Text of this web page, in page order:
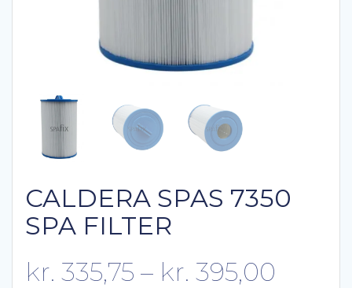
CALDERA SPAS 7350
SPA FILTER
kr. 335,75 – kr. 395,00